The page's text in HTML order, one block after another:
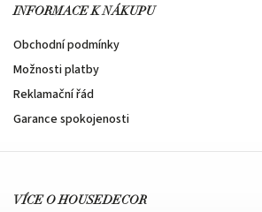
INFORMACE K NÁKUPU
Obchodní podmínky
Možnosti platby
Reklamační řád
Garance spokojenosti
VÍCE O HOUSEDECOR